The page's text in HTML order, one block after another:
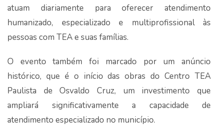
atuam diariamente para oferecer atendimento
humanizado, especializado e multiprofissional às
pessoas com TEA e suas famílias.
O evento também foi marcado por um anúncio
histórico, que é o início das obras do Centro TEA
Paulista de Osvaldo Cruz, um investimento que
ampliará significativamente a capacidade de
atendimento especializado no município.